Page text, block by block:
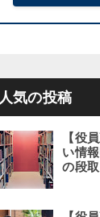
人気の投稿
【役
い情
の段取